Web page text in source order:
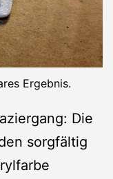
Ergebnis.
Die
sorgfältig